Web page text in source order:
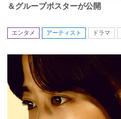
＆グループポスターが公開
エンタメ アーティスト ドラマ